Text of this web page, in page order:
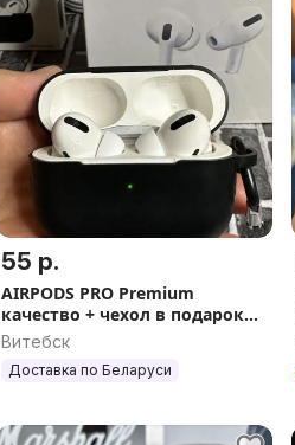
55 р.
AIRPODS PRO Premium
качество + чехол в подарок
+Гарантия Рабочее
Витебск
Доставка по Беларуси